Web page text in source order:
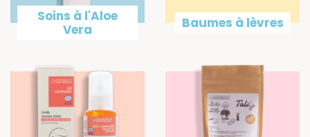
Soins à l'Aloe
Vera
Baumes à lèvres